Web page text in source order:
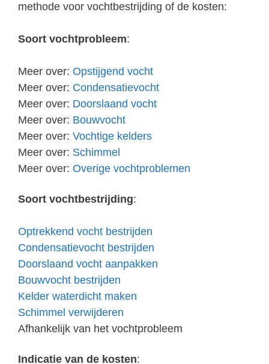
methode voor vochtbestrijding of de kosten:
Soort vochtprobleem:
Meer over: Opstijgend vocht
Meer over: Condensatievocht
Meer over: Doorslaand vocht
Meer over: Bouwvocht
Meer over: Vochtige kelders
Meer over: Schimmel
Meer over: Overige vochtproblemen
Soort vochtbestrijding:
Optrekkend vocht bestrijden
Condensatievocht bestrijden
Doorslaand vocht aanpakken
Bouwvocht bestrijden
Kelder waterdicht maken
Schimmel verwijderen
Afhankelijk van het vochtprobleem
Indicatie van de kosten: